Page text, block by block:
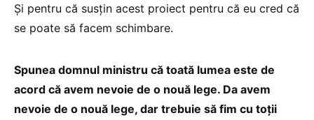
Și pentru că susțin acest proiect pentru că eu cred că
se poate să facem schimbare.
Spunea domnul ministru că toată lumea este de
acord că avem nevoie de o nouă lege. Da avem
nevoie de o nouă lege, dar trebuie să fim cu toții